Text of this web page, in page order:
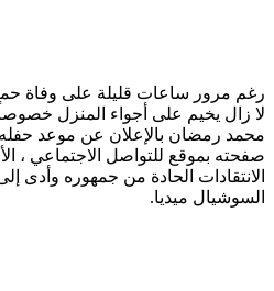
رغم مرور ساعات قليلة على وفاة
لا زال يخيم على أجواء المنزل
محمد رمضان​ بالإعلان عن موعد
صفحته بموقع للتواصل الاجتماعي ،
الانتقادات الحادة من جمهوره
السوشيال ميديا.